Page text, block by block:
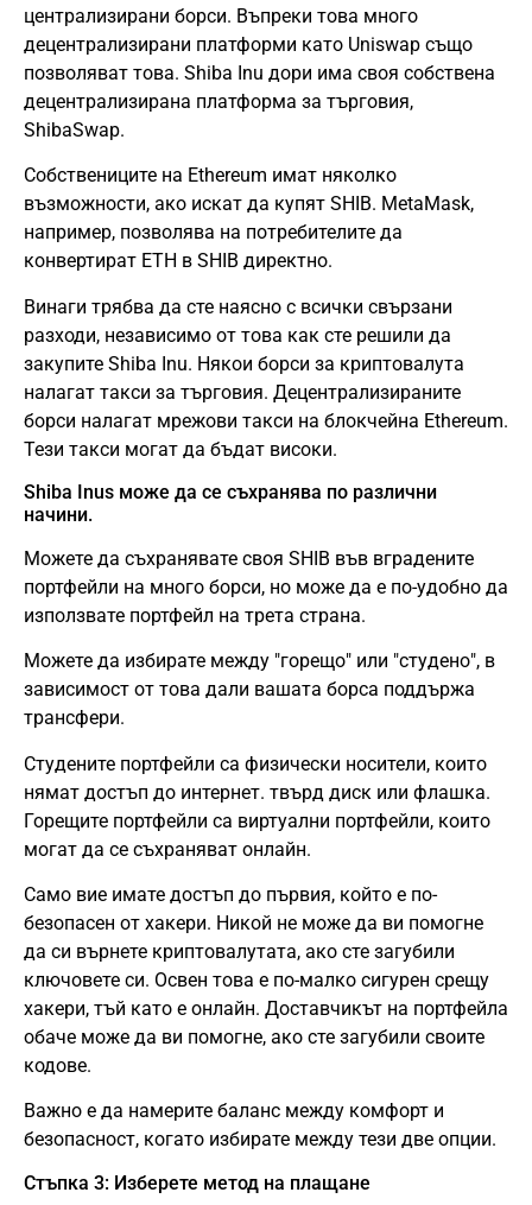
централизирани борси. Въпреки това много
децентрализирани платформи като Uniswap също
позволяват това. Shiba Inu дори има своя собствена
децентрализирана платформа за търговия,
ShibaSwap.
Собствениците на Ethereum имат няколко
възможности, ако искат да купят SHIB. MetaMask,
например, позволява на потребителите да
конвертират ETH в SHIB директно.
Винаги трябва да сте наясно с всички свързани
разходи, независимо от това как сте решили да
закупите Shiba Inu. Някои борси за криптовалута
налагат такси за търговия. Децентрализираните
борси налагат мрежови такси на блокчейна Ethereum.
Тези такси могат да бъдат високи.
Shiba Inus може да се съхранява по различни
начини.
Можете да съхранявате своя SHIB във вградените
портфейли на много борси, но може да е по-удобно да
използвате портфейл на трета страна.
Можете да избирате между "горещо" или "студено", в
зависимост от това дали вашата борса поддържа
трансфери.
Студените портфейли са физически носители, които
нямат достъп до интернет. твърд диск или флашка.
Горещите портфейли са виртуални портфейли, които
могат да се съхраняват онлайн.
Само вие имате достъп до първия, който е по-
безопасен от хакери. Никой не може да ви помогне
да си върнете криптовалутата, ако сте загубили
ключовете си. Освен това е по-малко сигурен срещу
хакери, тъй като е онлайн. Доставчикът на портфейла
обаче може да ви помогне, ако сте загубили своите
кодове.
Важно е да намерите баланс между комфорт и
безопасност, когато избирате между тези две опции.
Стъпка 3: Изберете метод на плащане